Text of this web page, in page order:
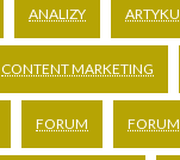
ANALIZY
CONTENT MARKETING
FORUM FORUM